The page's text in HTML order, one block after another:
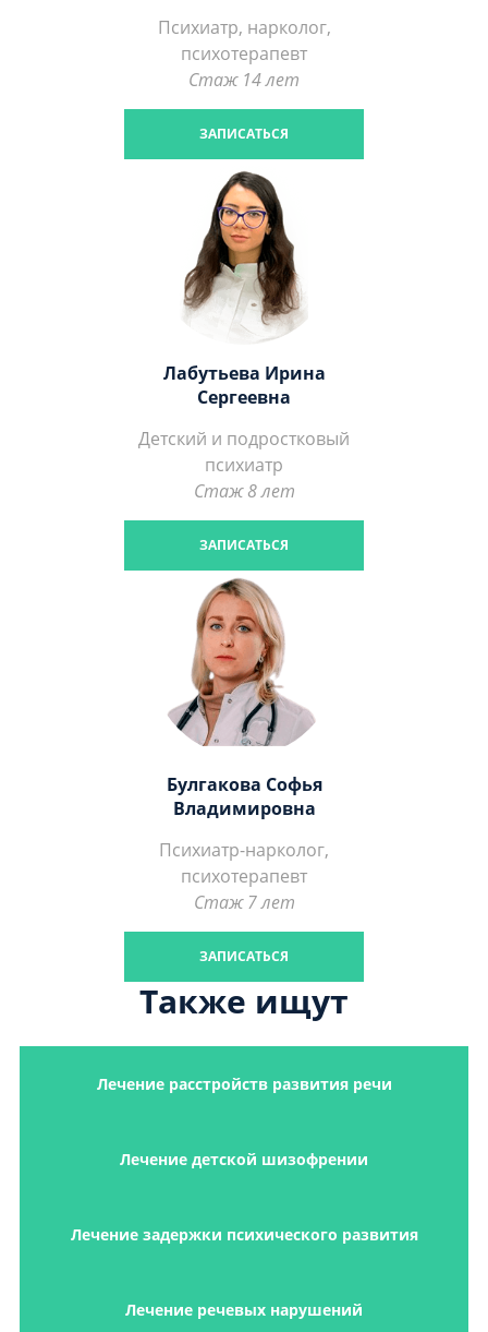
Психиатр, нарколог,
психотерапевт
Стаж 14 лет
ЗАПИСАТЬСЯ
Лабутьева Ирина
Сергеевна
Детский и подростковый
психиатр
Стаж 8 лет
ЗАПИСАТЬСЯ
Булгакова Софья
Владимировна
Психиатр-нарколог,
психотерапевт
Стаж 7 лет
ЗАПИСАТЬСЯ
Также ищут
Лечение расстройств развития речи
Лечение детской шизофрении
Лечение задержки психического развития
Лечение речевых нарушений